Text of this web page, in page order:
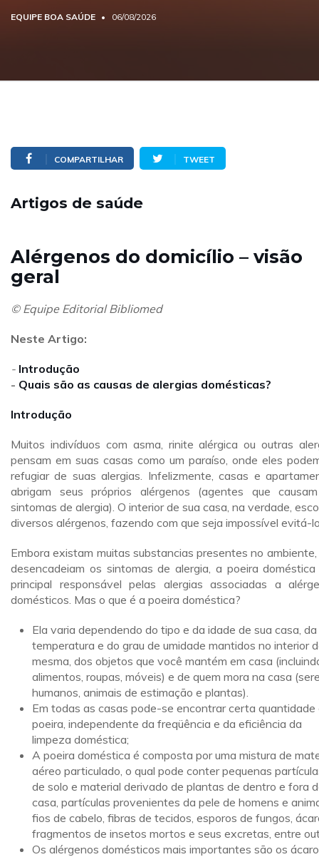
EQUIPE BOA SAÚDE 06/08/2026
COMPARTILHAR TWEET
Artigos de saúde
Alérgenos do domicílio – visão
geral
© Equipe Editorial Bibliomed
Neste Artigo:
- Introdução
- Quais são as causas de alergias domésticas?
Introdução
Muitos indivíduos com asma, rinite alérgica ou outras
pensam em suas casas como um paraíso, onde eles
refugiar de suas alergias. Infelizmente, casas e
abrigam seus próprios alérgenos (agentes que
sintomas de alergia). O interior de sua casa, na verdade,
diversos alérgenos, fazendo com que seja impossível evitá-
Embora existam muitas substancias presentes no ambiente,
desencadeiam os sintomas de alergia, a poeira
principal responsável pelas alergias associadas a
domésticos. Mas o que é a poeira doméstica?
Ela varia dependendo do tipo e da idade de sua casa, da
temperatura e do grau de umidade mantidos no interior
mesma, dos objetos que você mantém em casa
alimentos, roupas, móveis) e de quem mora na casa
humanos, animais de estimação e plantas).
Em todas as casas pode-se encontrar certa quantidade
poeira, independente da freqüência e da eficiência da
limpeza doméstica;
A poeira doméstica é composta por uma mistura de
aéreo particulado, o qual pode conter pequenas
de solo e material derivado de plantas de dentro e fora
casa, partículas provenientes da pele de homens e
fios de cabelo, fibras de tecidos, esporos de fungos,
fragmentos de insetos mortos e seus excretas, entre
Os alérgenos domésticos mais importantes são os